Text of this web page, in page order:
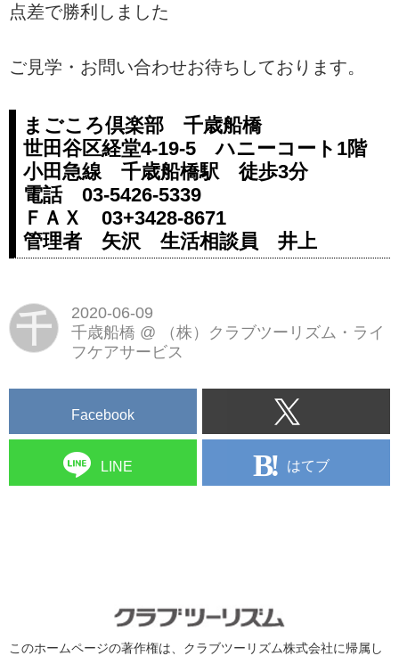
点差で勝利しました
ご見学・お問い合わせお待ちしております。
まごころ倶楽部 千歳船橋
世田谷区経堂4-19-5 ハニーコート1階
小田急線 千歳船橋駅 徒歩3分
電話 03-5426-5339
ＦＡＸ 03+3428-8671
管理者 矢沢 生活相談員 井上
千
2020-06-09
千歳船橋 @
（株）クラブツーリズム・ライ
フケアサービス
Facebook
LINE はてブ
このホームページの著作権は、クラブツーリズム株式会社に帰属し